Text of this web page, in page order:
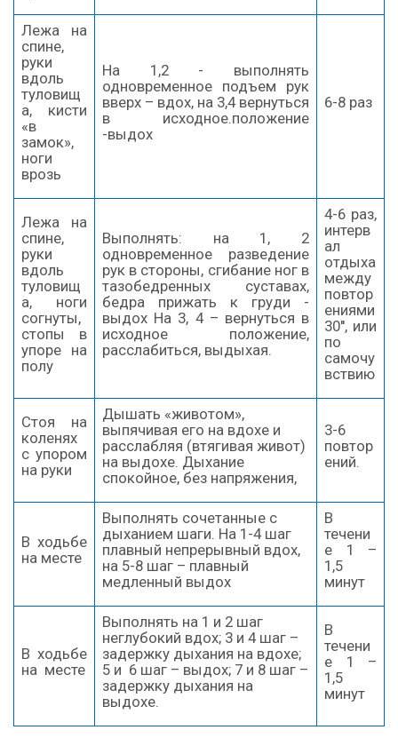
Лежа на
спине,
руки
вдоль
туловищ
а, кисти
«в
замок»,
ноги
врозь
На 1,2 - выполнять
одновременное подъем рук
вверх – вдох, на 3,4 вернуться
в исходное.положение
-выдох
6-8 раз
Лежа на
спине,
руки
вдоль
туловищ
а, ноги
согнуты,
стопы в
упоре на
полу
Выполнять: на 1, 2
одновременное разведение
рук в стороны, сгибание ног в
тазобедренных суставах,
бедра прижать к груди -
выдох На 3, 4 – вернуться в
исходное положение,
расслабиться, выдыхая.
4-6 раз,
интерв
ал
отдыха
между
повтор
ениями
30'', или
по
самочу
вствию
Стоя на
коленях
с упором
на руки
Дышать «животом»,
выпячивая его на вдохе и
расслабляя (втягивая живот)
на выдохе. Дыхание
спокойное, без напряжения,
3-6
повтор
ений.
В ходьбе
на месте
Выполнять сочетанные с
дыханием шаги. На 1-4 шаг
плавный непрерывный вдох,
на 5-8 шаг – плавный
медленный выдох
В
течени
е 1 –
1,5
минут
В ходьбе
на месте
Выполнять на 1 и 2 шаг
неглубокий вдох; 3 и 4 шаг –
задержку дыхания на вдохе;
5 и 6 шаг – выдох; 7 и 8 шаг –
задержку дыхания на
выдохе.
В
течени
е 1 –
1,5
минут